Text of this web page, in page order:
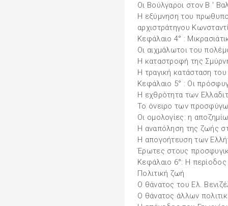
Οι Βούλγαροι στον Β '
Η εξύμνηση του
αρχιστράτηγου
Κεφάλαιο 4° :
Οι αιχμάλωτοι του
Η καταστροφή της
Η τραγική κατάσταση
Κεφάλαιο 5° : Οι
Η εχθρότητα των
Το όνειρο των
Οι ομολογίες: η
Η αναπόληση της ζωής
Η απογοήτευση των
Έρωτες στους
Κεφάλαιο 6°: Η
Πολιτική ζωή
Ο θάνατος του Ελ.
Ο θάνατος άλλων